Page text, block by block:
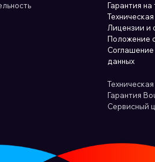
Гарантия на
Лицензии и
Положение
Соглашение
данных
Гарантия
Сервисный